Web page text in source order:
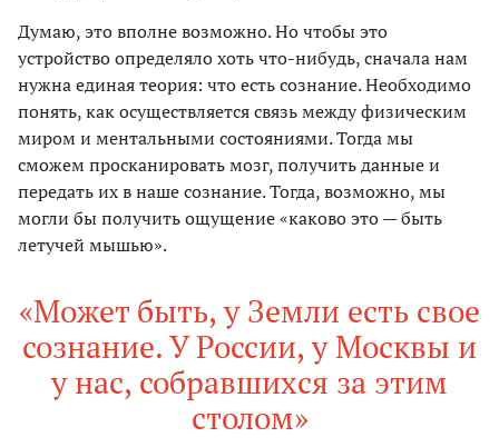
Думаю, это вполне возможно. Но чтобы это
устройство определяло хоть что-нибудь, сначала нам
нужна единая теория: что есть сознание. Необходимо
понять, как осуществляется связь между физическим
миром и ментальными состояниями. Тогда мы
сможем просканировать мозг, получить данные и
передать их в наше сознание. Тогда, возможно, мы
могли бы получить ощущение «каково это — быть
летучей мышью».
«Может быть, у Земли есть свое
сознание. У России, у Москвы и
у нас, собравшихся за этим
столом»